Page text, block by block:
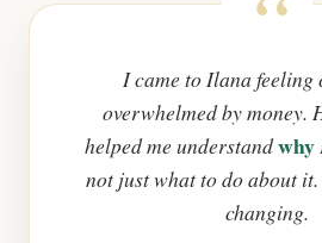
I came to Ilana feeling
overwhelmed by money.
helped me understandwhy
not just what to do about
changing.